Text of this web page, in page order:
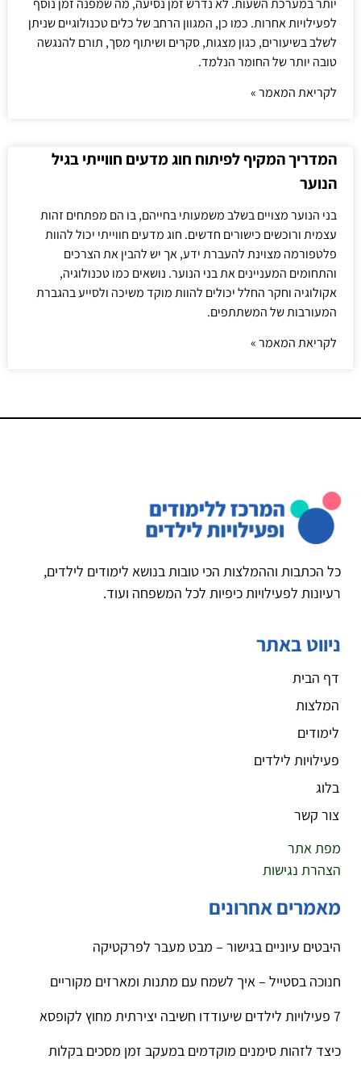
יותר במערכת השעות. לא נדרש זמן נסיעה, מה שמפנה זמן נוסף
לפעילויות אחרות. כמו כן, המגוון הרחב של כלים טכנולוגיים שניתן
לשלב בשיעורים, כגון מצגות, סקרים ושיתוף מסך, תורם להנגשה
טובה יותר של החומר הנלמד.
לקריאת המאמר »
המדריך המקיף לפיתוח חוג מדעים חווייתי בגיל
הנוער
בני הנוער מצויים בשלב משמעותי בחייהם, בו הם מפתחים זהות
עצמית ורוכשים כישורים חדשים. חוג מדעים חווייתי יכול להוות
פלטפורמה מצוינת להעברת ידע, אך יש להבין את הצרכים
והתחומים המעניינים את בני הנוער. נושאים כמו טכנולוגיה,
אקולוגיה וחקר החלל יכולים להוות מוקד משיכה ולסייע בהגברת
המעורבות של המשתתפים.
לקריאת המאמר »
כל הכתבות וההמלצות הכי טובות בנושא לימודים לילדים,
רעיונות לפעילויות כיפיות לכל המשפחה ועוד.
ניווט באתר
דף הבית
המלצות
לימודים
פעילויות לילדים
בלוג
צור קשר
מפת אתר
הצהרת נגישות
מאמרים אחרונים
היבטים עיוניים בגישור – מבט מעבר לפרקטיקה
חנוכה בסטייל – איך לשמח עם מתנות ומארזים מקוריים
7 פעילויות לילדים שיעודדו חשיבה יצירתית מחוץ לקופסא
כיצד לזהות סימנים מוקדמים במעקב זמן מסכים בקלות